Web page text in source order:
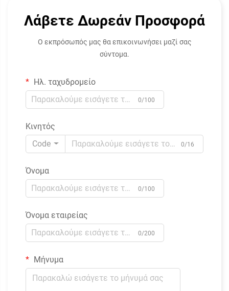
Λάβετε Δωρεάν Προσφορά
Ο εκπρόσωπός μας θα επικοινωνήσει μαζί σας
σύντομα.
Ηλ. ταχυδρομείο
0/100
Κινητός
Code
0/16
Όνομα
0/100
Όνομα εταιρείας
0/200
Μήνυμα